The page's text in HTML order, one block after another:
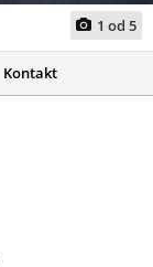
1 od 5
Kontakt